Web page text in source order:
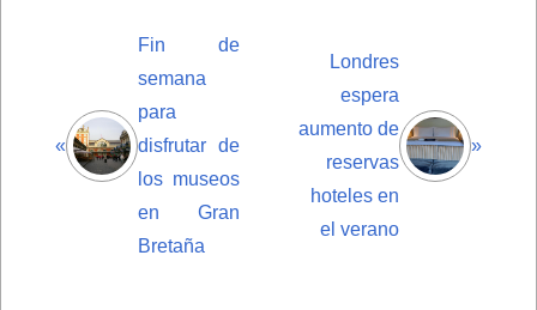
«
Fin de
semana
para
disfrutar de
los museos
en Gran
Bretaña
Londres
espera
aumento de
reservas
hoteles en
el verano
»